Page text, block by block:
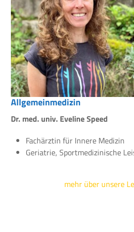
Allgemeinmedizin
Dr. med. univ. Eveline Speed
Fachärztin für Innere Medizin
Geriatrie, Sportmedizinische
mehr über unsere